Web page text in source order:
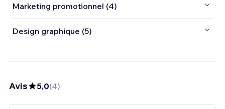
Marketing promotionnel (4)
Design graphique (5)
Avis 5,0(4)